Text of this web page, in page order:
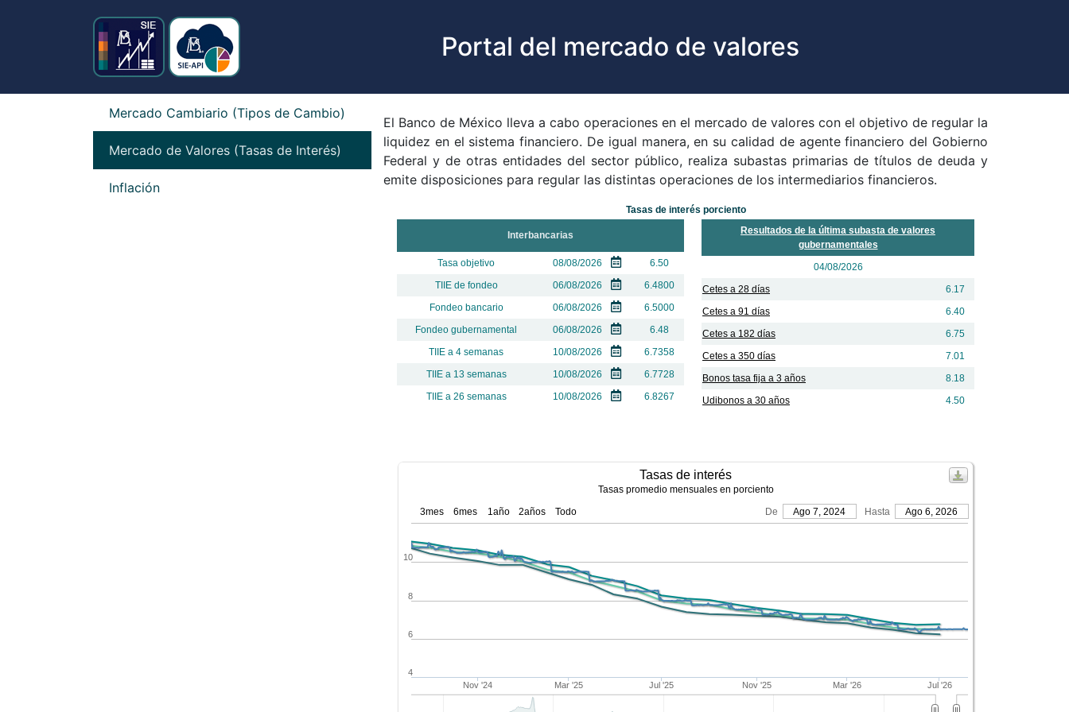
Portal del mercado de valores
Mercado Cambiario (Tipos de Cambio)
Mercado de Valores (Tasas de Interés)
Inflación
El Banco de México lleva a cabo operaciones en el mercado de valores con el objetivo de regular la
liquidez en el sistema financiero. De igual manera, en su calidad de agente financiero del Gobierno
Federal y de otras entidades del sector público, realiza subastas primarias de títulos de deuda y
emite disposiciones para regular las distintas operaciones de los intermediarios financieros.
Tasas de interés porciento
Interbancarias
Tasa objetivo 08/08/2026
6.50
TIIE de fondeo
06/08/2026
6.4800
Fondeo bancario
06/08/2026
6.5000
Fondeo gubernamental
06/08/2026
6.48
TIIE a 4 semanas
10/08/2026
6.7358
TIIE a 13 semanas
10/08/2026
6.7728
TIIE a 26 semanas
10/08/2026 6.8267
Resultados de la última subasta de valores
gubernamentales
04/08/2026
Cetes a 28 días
6.17
Cetes a 91 días
6.40
Cetes a 182 días
6.75
Cetes a 350 días
7.01
Bonos tasa fija a 3 años
8.18
Udibonos a 30 años
4.50
De Ago 7, 2024 Hasta Ago 6, 2026
Tasas de interés
Tasas promedio mensuales en porciento
Nov '24 Mar '25 Jul '25 Nov '25 Mar '26 Jul '26
6
8
10
4
3mes 6mes 1año 2años Todo